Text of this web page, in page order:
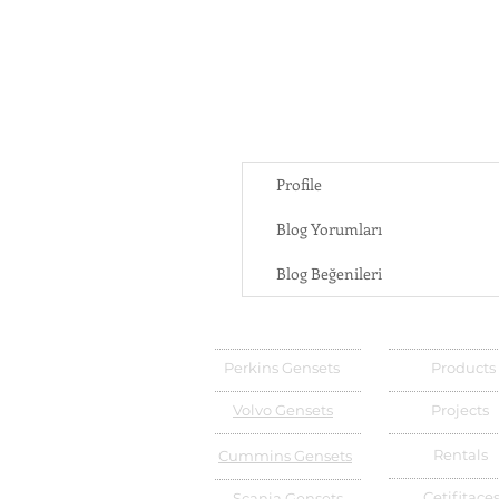
Profile
Blog Yorumları
Blog Beğenileri
Perkins Gensets
Volvo Gensets
Cummins Gensets
Products
Projects
Rentals